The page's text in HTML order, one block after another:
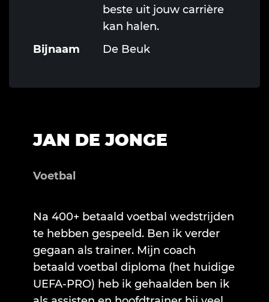
beste uit jouw carrière
kan halen.
Bijnaam
De Beuk
JAN DE JONGE
Voetbal
Na 400+ betaald voetbal wedstrijden
te hebben gespeeld. Ben ik verder
gegaan als trainer. Mijn coach
betaald voetbal diploma (het huidige
UEFA-PRO) heb ik gehaalden ben ik